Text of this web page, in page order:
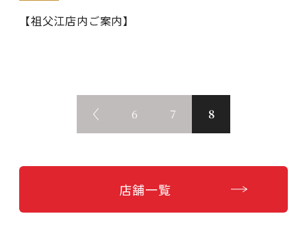
【祖父江店内ご案内】
6 7 8
店舗一覧